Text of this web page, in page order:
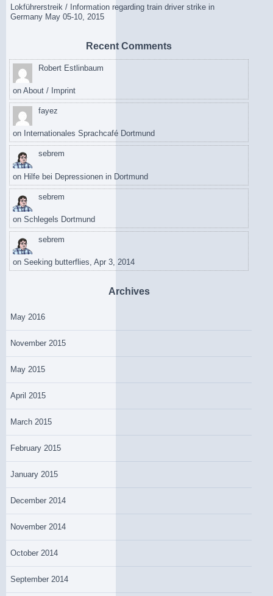
Lokführerstreik / Information regarding train driver strike in
Germany May 05-10, 2015
Recent Comments
Robert Estlinbaum
on About / Imprint
fayez
on Internationales Sprachcafé Dortmund
sebrem
on Hilfe bei Depressionen in Dortmund
sebrem
on Schlegels Dortmund
sebrem
on Seeking butterflies, Apr 3, 2014
Archives
May 2016
November 2015
May 2015
April 2015
March 2015
February 2015
January 2015
December 2014
November 2014
October 2014
September 2014